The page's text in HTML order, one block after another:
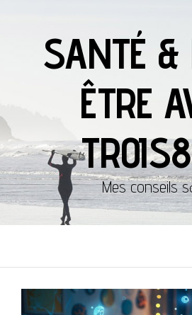
SANTÉ
ÊTRE
Mes conseils